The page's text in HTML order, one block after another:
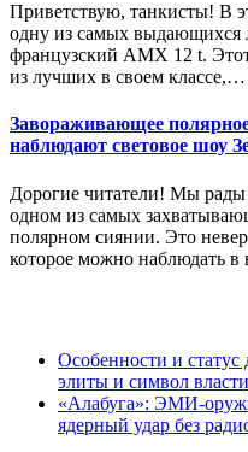
Приветствую, танкисты! В
одну из самых
французский AMX 12 t.
из лучших в своем классе,…
Завораживающее
наблюдают световое шоу
Дорогие читатели! Мы рады
одном из самых
полярном сиянии. Это
которое можно наблюдать
Особенности и статус
элиты и символ власти
«Алабуга»: ЭМИ-
ядерный удар без